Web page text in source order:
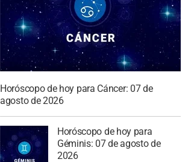
Horóscopo de hoy para Cáncer: 07 de
agosto de 2026
Horóscopo de hoy para
Géminis: 07 de agosto de
2026